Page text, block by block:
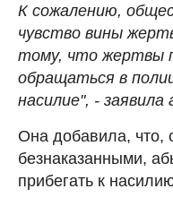
К сожалению,
чувство вины
тому, что жертвы
обращаться в
насилие", - заявила
Она добавила, что,
безнаказанными,
прибегать к